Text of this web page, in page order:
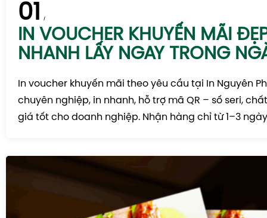
01
IN VOUCHER KHUYẾN MÃI
NHANH LẤY NGAY TRONG
In voucher khuyến mãi theo yêu cầu tại In Nguyên
chuyên nghiệp, in nhanh, hỗ trợ mã QR – số seri,
giá tốt cho doanh nghiệp. Nhận hàng chỉ từ 1–3